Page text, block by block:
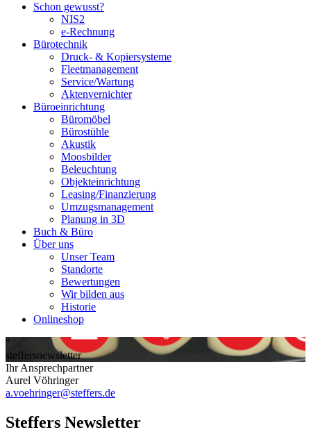
Schon gewusst?
NIS2
e-Rechnung
Bürotechnik
Druck- & Kopiersysteme
Fleetmanagement
Service/Wartung
Aktenvernichter
Büroeinrichtung
Büromöbel
Bürostühle
Akustik
Moosbilder
Beleuchtung
Objekteinrichtung
Leasing/Finanzierung
Umzugsmanagement
Planung in 3D
Buch & Büro
Über uns
Unser Team
Standorte
Bewertungen
Wir bilden aus
Historie
Onlineshop
"
steffersnewsletter
Ihr Ansprechpartner
Aurel Vöhringer
a.voehringer@steffers.de
Steffers Newsletter